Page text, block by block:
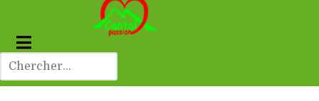
Dernier résultat